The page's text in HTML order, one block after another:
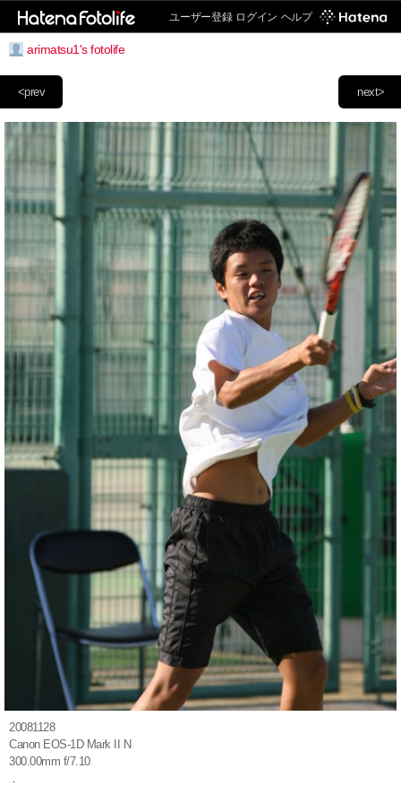
ユーザー登録 ログイン ヘルプ
arimatsu1's fotolife
next>
<prev
20081128
Canon EOS-1D Mark II N
300.00mm f/7.10